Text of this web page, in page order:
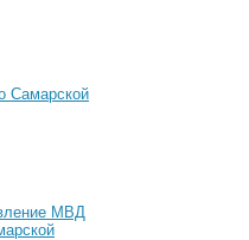
Самарской
МВД